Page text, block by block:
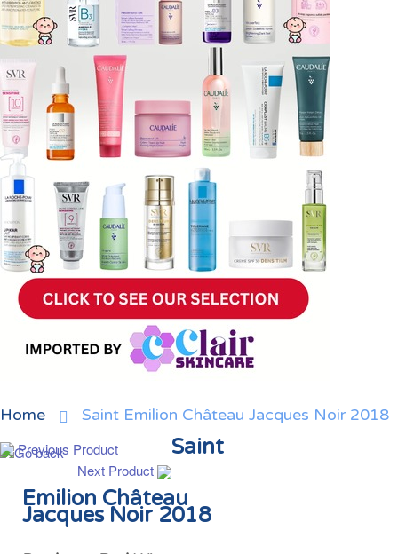
Home Saint Emilion Château Jacques Noir 2018
Previous Product
Next Product
Saint
Emilion Château
Jacques Noir 2018